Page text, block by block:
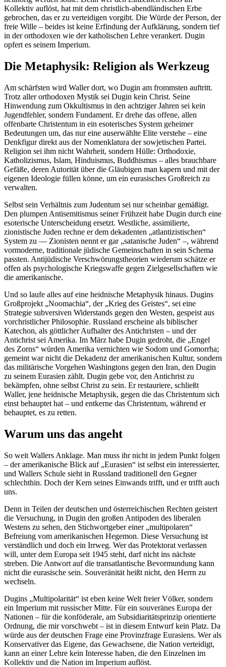
Kollektiv auflöst, hat mit dem christlich-abendländischen Erbe
gebrochen, das er zu verteidigen vorgibt. Die Würde der Person, der
freie Wille – beides ist keine Erfindung der Aufklärung, sondern tief
in der orthodoxen wie der katholischen Lehre verankert. Dugin
opfert es seinem Imperium.
Die Metaphysik: Religion als Werkzeug
Am schärfsten wird Waller dort, wo Dugin am frommsten auftritt.
Trotz aller orthodoxen Mystik sei Dugin kein Christ. Seine
Hinwendung zum Okkultismus in den achtziger Jahren sei kein
Jugendfehler, sondern Fundament. Er drehe das offene, allen
offenbarte Christentum in ein esoterisches System geheimer
Bedeutungen um, das nur eine auserwählte Elite verstehe – eine
Denkfigur direkt aus der Nomenklatura der sowjetischen Partei.
Religion sei ihm nicht Wahrheit, sondern Hülle: Orthodoxie,
Katholizismus, Islam, Hinduismus, Buddhismus – alles brauchbare
Gefäße, deren Autorität über die Gläubigen man kapern und mit der
eigenen Ideologie füllen könne, um ein eurasisches Großreich zu
verwalten.
Selbst sein Verhältnis zum Judentum sei nur scheinbar gemäßigt.
Den plumpen Antisemitismus seiner Frühzeit habe Dugin durch eine
esoterische Unterscheidung ersetzt. Westliche, assimilierte,
zionistische Juden rechne er dem dekadenten „atlantizistischen“
System zu — Zionisten nennt er gar „satanische Juden“ –, während
vormoderne, traditionale jüdische Gemeinschaften in sein Schema
passten. Antijüdische Verschwörungstheorien wiederum schätze er
offen als psychologische Kriegswaffe gegen Zielgesellschaften wie
die amerikanische.
Und so laufe alles auf eine heidnische Metaphysik hinaus. Dugins
Großprojekt „Noomachia“, der „Krieg des Geistes“, sei eine
Strategie subversiven Widerstands gegen den Westen, gespeist aus
vorchristlicher Philosophie. Russland erscheine als biblischer
Katechon, als göttlicher Aufhalter des Antichristen – und der
Antichrist sei Amerika. Im März habe Dugin gedroht, die „Engel
des Zorns“ würden Amerika vernichten wie Sodom und Gomorrha;
gemeint war nicht die Dekadenz der amerikanischen Kultur, sondern
das militärische Vorgehen Washingtons gegen den Iran, den Dugin
zu seinem Eurasien zählt. Dugin gebe vor, den Antichrist zu
bekämpfen, ohne selbst Christ zu sein. Er restauriere, schließt
Waller, jene heidnische Metaphysik, gegen die das Christentum sich
einst behauptet hat – und entkerne das Christentum, während er
behauptet, es zu retten.
Warum uns das angeht
So weit Wallers Anklage. Man muss ihr nicht in jedem Punkt folgen
– der amerikanische Blick auf „Eurasien“ ist selbst ein interessierter,
und Wallers Schule sieht in Russland traditionell den Gegner
schlechthin. Doch der Kern seines Einwands trifft, und er trifft auch
uns.
Denn in Teilen der deutschen und österreichischen Rechten geistert
die Versuchung, in Dugin den großen Antipoden des liberalen
Westens zu sehen, den Stichwortgeber einer „multipolaren“
Befreiung vom amerikanischen Hegemon. Diese Versuchung ist
verständlich und doch ein Irrweg. Wer das Protektorat verlassen
will, unter dem Europa seit 1945 steht, darf nicht ins nächste
streben. Die Antwort auf die transatlantische Bevormundung kann
nicht die eurasische sein. Souveränität heißt nicht, den Herrn zu
wechseln.
Dugins „Multipolarität“ ist eben keine Welt freier Völker, sondern
ein Imperium mit russischer Mitte. Für ein souveränes Europa der
Nationen – für die konföderale, am Subsidiaritätsprinzip orientierte
Ordnung, die mir vorschwebt – ist in diesem Entwurf kein Platz. Da
würde aus der deutschen Frage eine Provinzfrage Eurasiens. Wer als
Konservativer das Eigene, das Gewachsene, die Nation verteidigt,
kann an einer Lehre kein Interesse haben, die den Einzelnen im
Kollektiv und die Nation im Imperium auflöst.